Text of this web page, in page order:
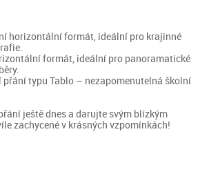
horizontální formát, ideální pro krajinné
formát, ideální pro panoramatické
typu Tablo – nezapomenutelná školní
ještě dnes a darujte svým blízkým
zachycené v krásných vzpomínkách!